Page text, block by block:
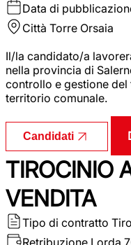
Data di
Città Torre Orsaia
Il/la candidato/a
nella provincia di
controllo e gestione del
territorio comunale.
Candidati
TIROCINIO
VENDITA
Tipo di contratto
Retribuzione Lorda